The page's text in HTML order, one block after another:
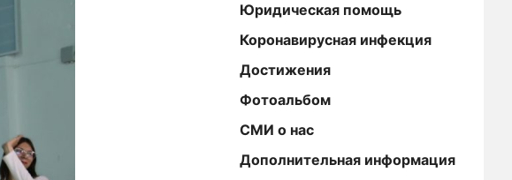
Юридическая помощь
Коронавирусная инфекция
Достижения
Фотоальбом
СМИ о нас
Дополнительная информация